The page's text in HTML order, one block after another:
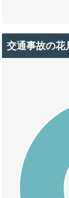
交通事故の花